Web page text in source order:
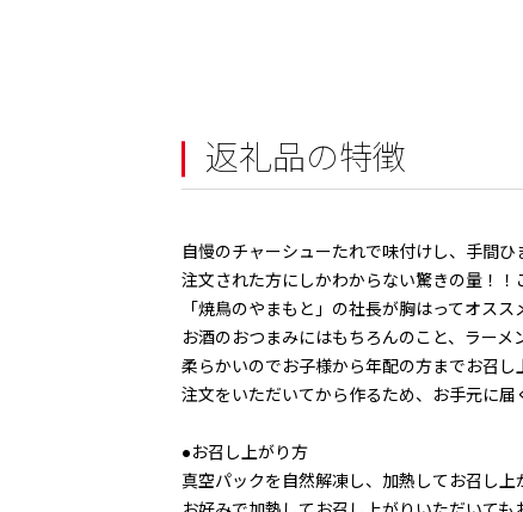
返礼品の特徴
自慢のチャーシューたれで味付けし、手間ひ
注文された方にしかわからない驚きの量！
「焼鳥のやまもと」の社長が胸はってオス
お酒のおつまみにはもちろんのこと、ラーメ
柔らかいのでお子様から年配の方までお召し
注文をいただいてから作るため、お手元に
●お召し上がり方
真空パックを自然解凍し、加熱してお召し上